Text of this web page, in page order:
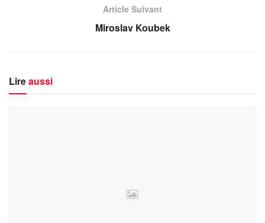
Article Suivant
Miroslav Koubek
Lireaussi